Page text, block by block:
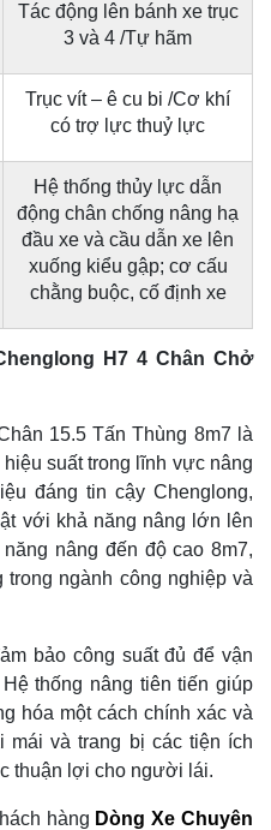
Tác động lên bánh xe trục
3 và 4 /Tự hãm
Trục vít – ê cu bi /Cơ khí
có trợ lực thuỷ lực
Hệ thống thủy lực dẫn
động chân chống nâng hạ
đầu xe và cầu dẫn xe lên
xuống kiểu gập; cơ cấu
chằng buộc, cố định xe
H7 4 Chân Chở
15.5 Tấn Thùng 8m7 là
suất trong lĩnh vực nâng
đáng tin cậy Chenglong,
với khả năng nâng lớn lên
nâng đến độ cao 8m7,
ngành công nghiệp và
bảo công suất đủ để vận
thống nâng tiên tiến giúp
hóa một cách chính xác và
mái và trang bị các tiện ích
thuận lợi cho người lái.
hàng Dòng Xe Chuyên